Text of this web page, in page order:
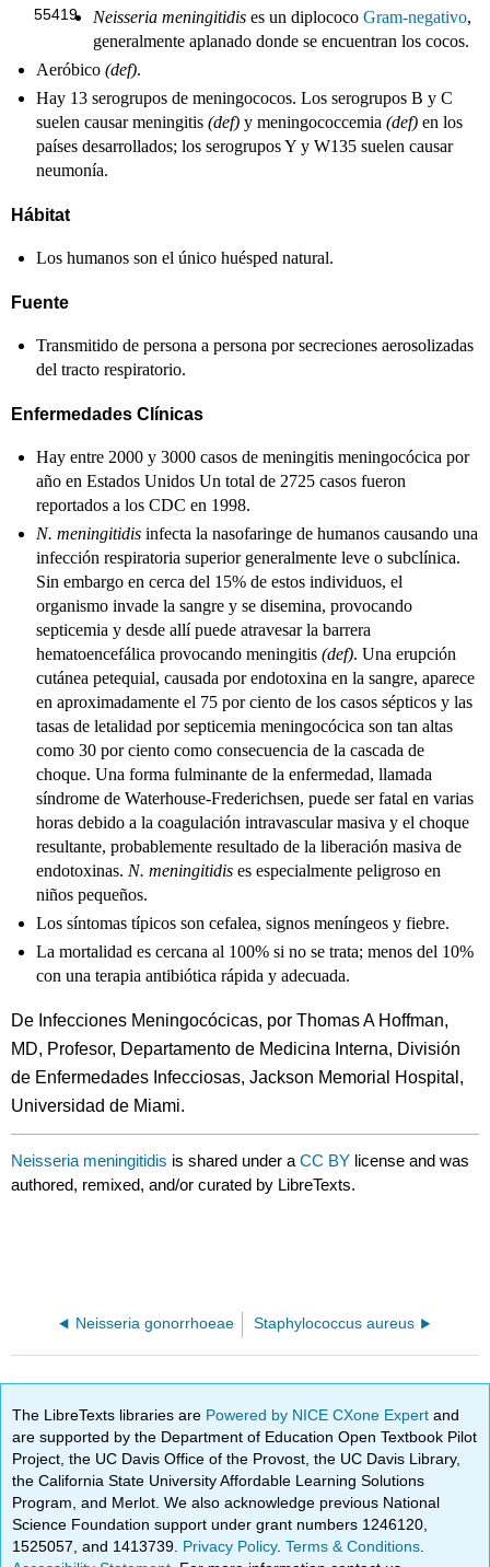
55419
Neisseria meningitidises un diplococo Gram-negativo,
generalmente aplanado donde se encuentran los cocos.
Aeróbico (def).
Hay 13 serogrupos de meningococos. Los serogrupos B y C
suelen causar meningitis (def)y meningococcemia (def)en los
países desarrollados; los serogrupos Y y W135 suelen causar
neumonía.
Hábitat
Los humanos son el único huésped natural.
Fuente
Transmitido de persona a persona por secreciones aerosolizadas
del tracto respiratorio.
Enfermedades Clínicas
Hay entre 2000 y 3000 casos de meningitis meningocócica por
año en Estados Unidos Un total de 2725 casos fueron
reportados a los CDC en 1998.
N. meningitidisinfecta la nasofaringe de humanos causando una
infección respiratoria superior generalmente leve o subclínica.
Sin embargo en cerca del 15% de estos individuos, el
organismo invade la sangre y se disemina, provocando
septicemia y desde allí puede atravesar la barrera
hematoencefálica provocando meningitis (def). Una erupción
cutánea petequial, causada por endotoxina en la sangre, aparece
en aproximadamente el 75 por ciento de los casos sépticos y las
tasas de letalidad por septicemia meningocócica son tan altas
como 30 por ciento como consecuencia de la cascada de
choque. Una forma fulminante de la enfermedad, llamada
síndrome de Waterhouse-Frederichsen, puede ser fatal en varias
horas debido a la coagulación intravascular masiva y el choque
resultante, probablemente resultado de la liberación masiva de
endotoxinas. N. meningitidises especialmente peligroso en
niños pequeños.
Los síntomas típicos son cefalea, signos meníngeos y fiebre.
La mortalidad es cercana al 100% si no se trata; menos del 10%
con una terapia antibiótica rápida y adecuada.
De Infecciones Meningocócicas, por Thomas A Hoffman,
MD, Profesor, Departamento de Medicina Interna, División
de Enfermedades Infecciosas, Jackson Memorial Hospital,
Universidad de Miami.
Neisseria meningitidis is shared under aCC BY license and was
authored, remixed, and/or curated by LibreTexts.
Neisseria gonorrhoeae Staphylococcus aureus
The LibreTexts libraries are Powered by NICE CXone Expertand
are supported by the Department of Education Open Textbook Pilot
Project, the UC Davis Office of the Provost, the UC Davis Library,
the California State University Affordable Learning Solutions
Program, and Merlot. We also acknowledge previous National
Science Foundation support under grant numbers 1246120,
1525057, and 1413739. Privacy Policy.Terms & Conditions